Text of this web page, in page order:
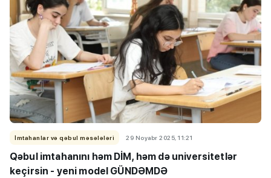
İmtahanlar və qəbul məsələləri 29 Noyabr 2025, 11:21
Qəbul imtahanını həm DİM, həm də universitetlər
keçirsin - yeni model GÜNDƏMDƏ